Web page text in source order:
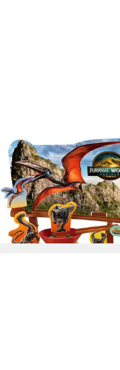
EPOCH GAMES
Spiel Jurassic World Rebirth
Adventure Callenge,
21,11 €
lieferbar - in 1-2 Werktagen bei dir